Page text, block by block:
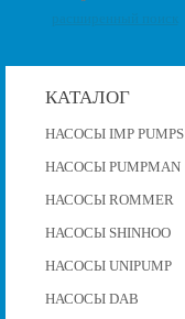
КАТАЛОГ
НАСОСЫ IMP PUMPS
НАСОСЫ PUMPMAN
НАСОСЫ ROMMER
НАСОСЫ SHINHOO
НАСОСЫ UNIPUMP
НАСОСЫ DAB